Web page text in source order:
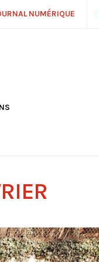
NUMÉRIQUE